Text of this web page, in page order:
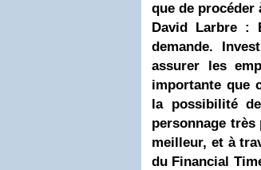
que de procéder
David Larbre :
demande.
assurer les
importante que
la possibilité
personnage
meilleur, et à
du Financial